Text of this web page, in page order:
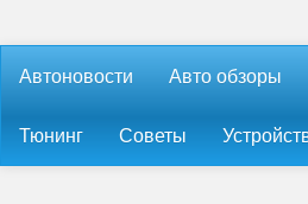
Автоновости Авто обзоры
Тюнинг Советы